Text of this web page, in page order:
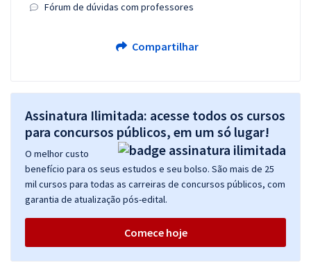
Fórum de dúvidas com professores
Compartilhar
Assinatura Ilimitada: acesse todos os cursos
para concursos públicos, em um só lugar!
O melhor custo
benefício para os seus estudos e seu bolso. São mais de 25
mil cursos para todas as carreiras de concursos públicos, com
garantia de atualização pós-edital.
Comece hoje